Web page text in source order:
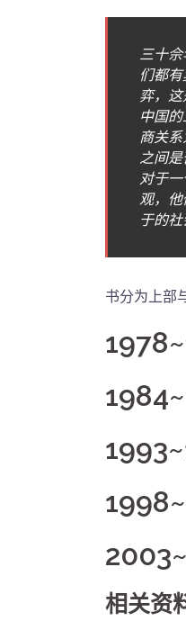
三十
们都
弈，这
中国
商关
之间是
对于
观，他
于的
书分为上部
相关资